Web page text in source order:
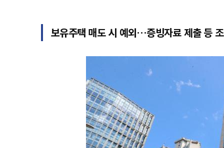
보유주택 매도 시 예외…증빙자료 제출 등